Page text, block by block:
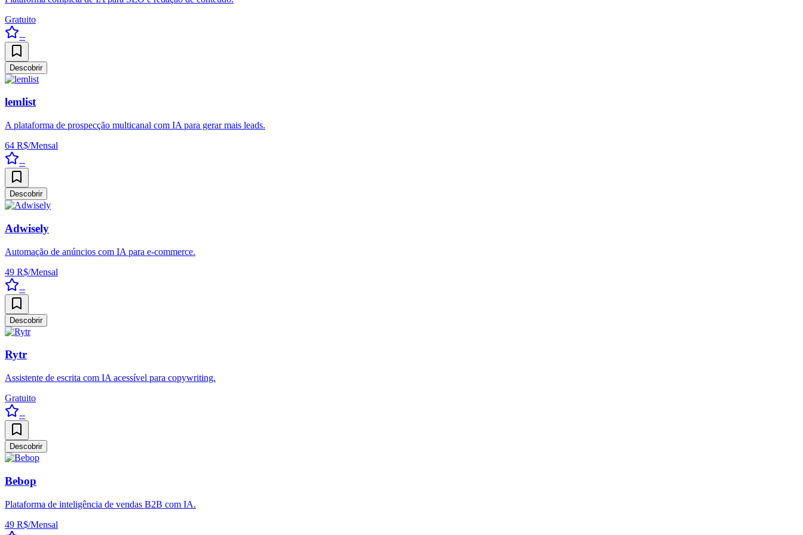
Gratuito
--
Descobrir
lemlist
A plataforma de prospecção multicanal com IA para gerar mais leads.
64 R$/Mensal
--
Descobrir
Adwisely
Automação de anúncios com IA para e-commerce.
49 R$/Mensal
--
Descobrir
Rytr
Assistente de escrita com IA acessível para copywriting.
Gratuito
--
Descobrir
Bebop
Plataforma de inteligência de vendas B2B com IA.
49 R$/Mensal